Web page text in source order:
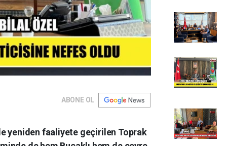
ABONE OL
yeniden faaliyete geçirilen Toprak